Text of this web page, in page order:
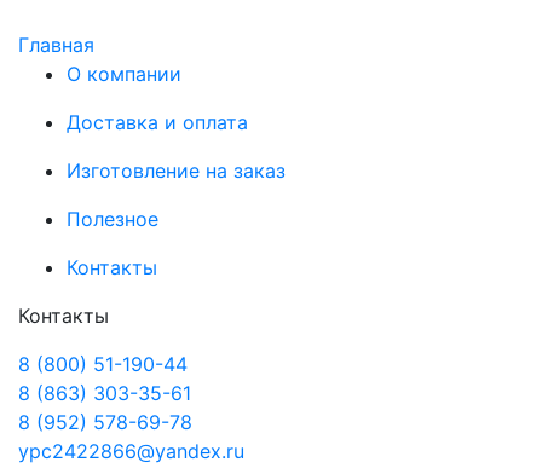
Главная
О компании
Доставка и оплата
Изготовление на заказ
Полезное
Контакты
Контакты
8 (800) 51-190-44
8 (863) 303-35-61
8 (952) 578-69-78
ypc2422866@yandex.ru